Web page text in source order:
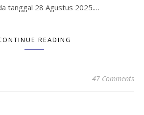
tanggal 28 Agustus 2025.…
READING
47 Comments